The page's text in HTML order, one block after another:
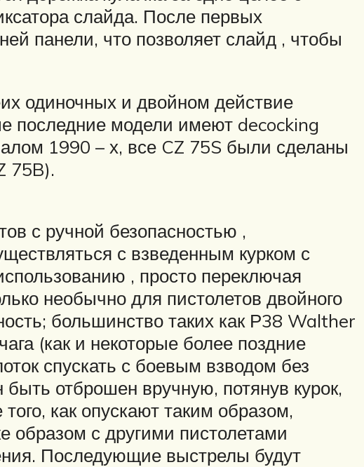
слайда. После первых
панели, что позволяет слайд , чтобы
одиночных и двойном действие
последние модели имеют decocking
1990 – х, все CZ 75S были сделаны
75B).
с ручной безопасностью ,
с взведенным курком с
, просто переключая
необычно для пистолетов двойного
большинство таких как Р38 Walther
(как и некоторые более поздние
спускать с боевым взводом без
отброшен вручную, потянув курок,
как опускают таким образом,
образом с другими пистолетами
Последующие выстрелы будут